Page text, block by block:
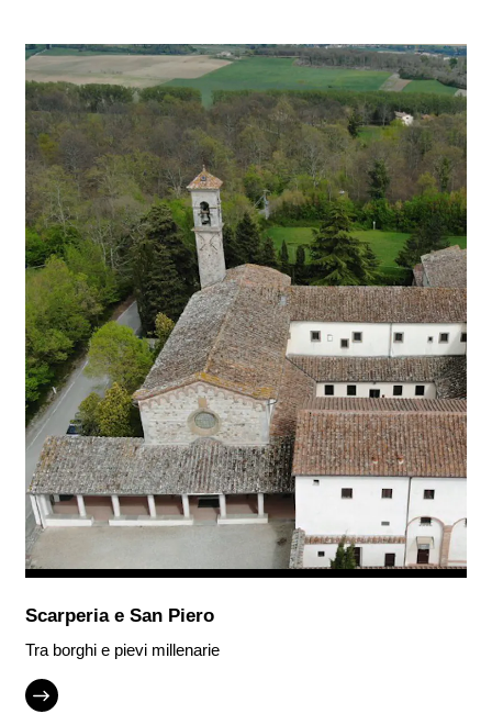
Scarperia e San Piero
Tra borghi e pievi millenarie